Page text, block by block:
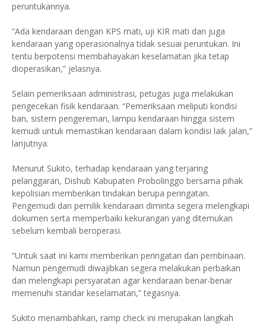
peruntukannya.
“Ada kendaraan dengan KPS mati, uji KIR mati dan juga
kendaraan yang operasionalnya tidak sesuai peruntukan. Ini
tentu berpotensi membahayakan keselamatan jika tetap
dioperasikan,” jelasnya.
Selain pemeriksaan administrasi, petugas juga melakukan
pengecekan fisik kendaraan. “Pemeriksaan meliputi kondisi
ban, sistem pengereman, lampu kendaraan hingga sistem
kemudi untuk memastikan kendaraan dalam kondisi laik jalan,”
lanjutnya.
Menurut Sukito, terhadap kendaraan yang terjaring
pelanggaran, Dishub Kabupaten Probolinggo bersama pihak
kepolisian memberikan tindakan berupa peringatan.
Pengemudi dan pemilik kendaraan diminta segera melengkapi
dokumen serta memperbaiki kekurangan yang ditemukan
sebelum kembali beroperasi.
“Untuk saat ini kami memberikan peringatan dan pembinaan.
Namun pengemudi diwajibkan segera melakukan perbaikan
dan melengkapi persyaratan agar kendaraan benar-benar
memenuhi standar keselamatan,” tegasnya.
Sukito menambahkan, ramp check ini merupakan langkah